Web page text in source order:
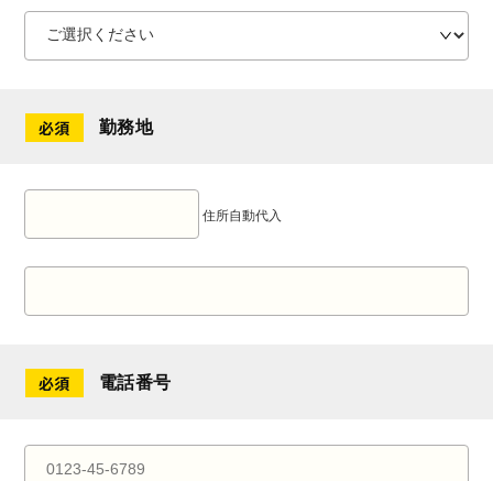
勤務地
住所自動代入
電話番号